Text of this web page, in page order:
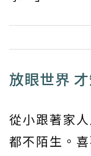
放眼世界
從小跟著家
都不陌生。